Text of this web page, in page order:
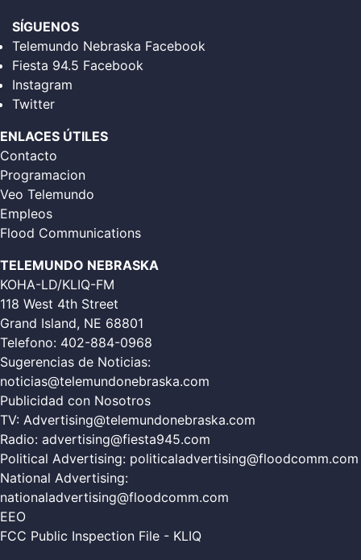
SÍGUENOS
Telemundo Nebraska Facebook
Fiesta 94.5 Facebook
Instagram
Twitter
ENLACES ÚTILES
Contacto
Programacion
Veo Telemundo
Empleos
Flood Communications
TELEMUNDO NEBRASKA
KOHA-LD/KLIQ-FM
118 West 4th Street
Grand Island, NE 68801
Telefono: 402-884-0968
Sugerencias de Noticias:
noticias@telemundonebraska.com
Publicidad con Nosotros
TV: Advertising@telemundonebraska.com
Radio: advertising@fiesta945.com
Political Advertising: politicaladvertising@floodcomm.com
National Advertising:
nationaladvertising@floodcomm.com
EEO
FCC Public Inspection File - KLIQ